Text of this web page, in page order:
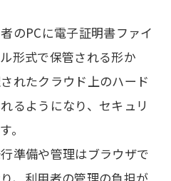
のPCに電子証明書ファイ
形式で保管される形か
れたクラウド上のハード
るようになり、セキュリ
。
準備や管理はブラウザで